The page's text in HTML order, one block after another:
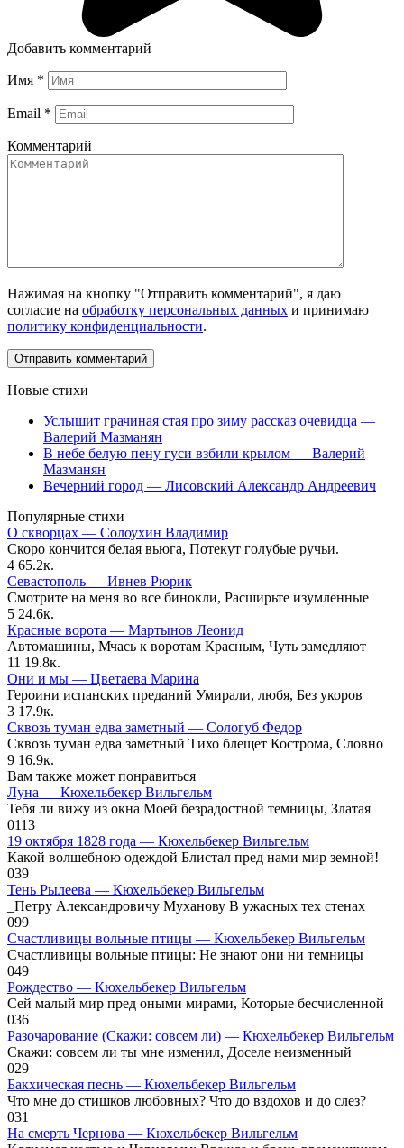
Добавить комментарий
Имя *
Email *
Комментарий
Нажимая на кнопку "Отправить комментарий", я даю
согласие на обработку персональных данных и принимаю
политику конфиденциальности.
Новые стихи
Услышит грачиная стая про зиму рассказ очевидца —
Валерий Мазманян
В небе белую пену гуси взбили крылом — Валерий
Мазманян
Вечерний город — Лисовский Александр Андреевич
Популярные стихи
О скворцах — Солоухин Владимир
Скоро кончится белая вьюга, Потекут голубые ручьи.
4 65.2к.
Севастополь — Ивнев Рюрик
Смотрите на меня во все бинокли, Расширьте изумленные
5 24.6к.
Красные ворота — Мартынов Леонид
Автомашины, Мчась к воротам Красным, Чуть замедляют
11 19.8к.
Они и мы — Цветаева Марина
Героини испанских преданий Умирали, любя, Без укоров
3 17.9к.
Сквозь туман едва заметный — Сологуб Федор
Сквозь туман едва заметный Тихо блещет Кострома, Словно
9 16.9к.
Вам также может понравиться
Луна — Кюхельбекер Вильгельм
Тебя ли вижу из окна Моей безрадостной темницы, Златая
0113
19 октября 1828 года — Кюхельбекер Вильгельм
Какой волшебною одеждой Блистал пред нами мир земной!
039
Тень Рылеева — Кюхельбекер Вильгельм
_Петру Александровичу Муханову В ужасных тех стенах
099
Счастливицы вольные птицы — Кюхельбекер Вильгельм
Счастливицы вольные птицы: Не знают они ни темницы
049
Рождество — Кюхельбекер Вильгельм
Сей малый мир пред оными мирами, Которые бесчисленной
036
Разочарование (Скажи: совсем ли) — Кюхельбекер Вильгельм
Скажи: совсем ли ты мне изменил, Доселе неизменный
029
Бакхическая песнь — Кюхельбекер Вильгельм
Что мне до стишков любовных? Что до вздохов и до слез?
031
На смерть Чернова — Кюхельбекер Вильгельм